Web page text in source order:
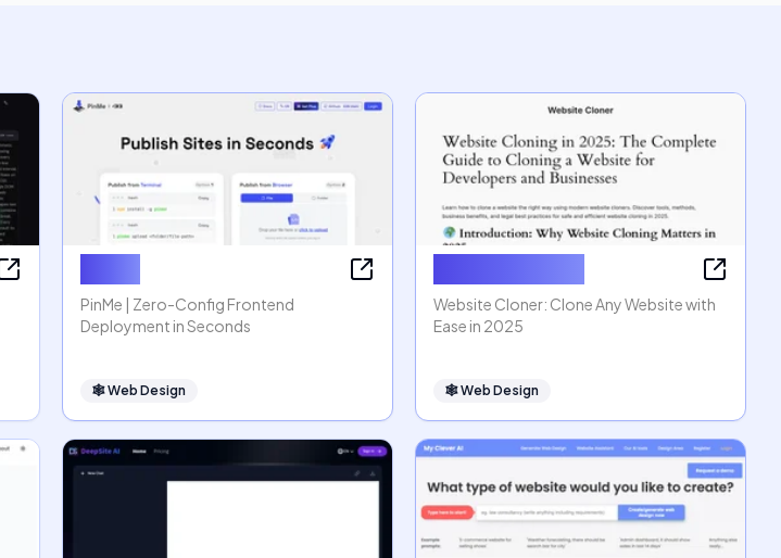
PinMe | Zero-Config Frontend
Deployment in Seconds
🕸Web Design
Website Cloner: Clone Any Website with
Ease in 2025
🕸Web Design